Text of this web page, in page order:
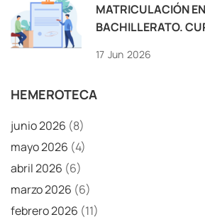
MATRICULACIÓN
BACHILLERATO.
17 Jun 2026
HEMEROTECA
junio 2026 (8)
mayo 2026 (4)
abril 2026 (6)
marzo 2026 (6)
febrero 2026 (11)